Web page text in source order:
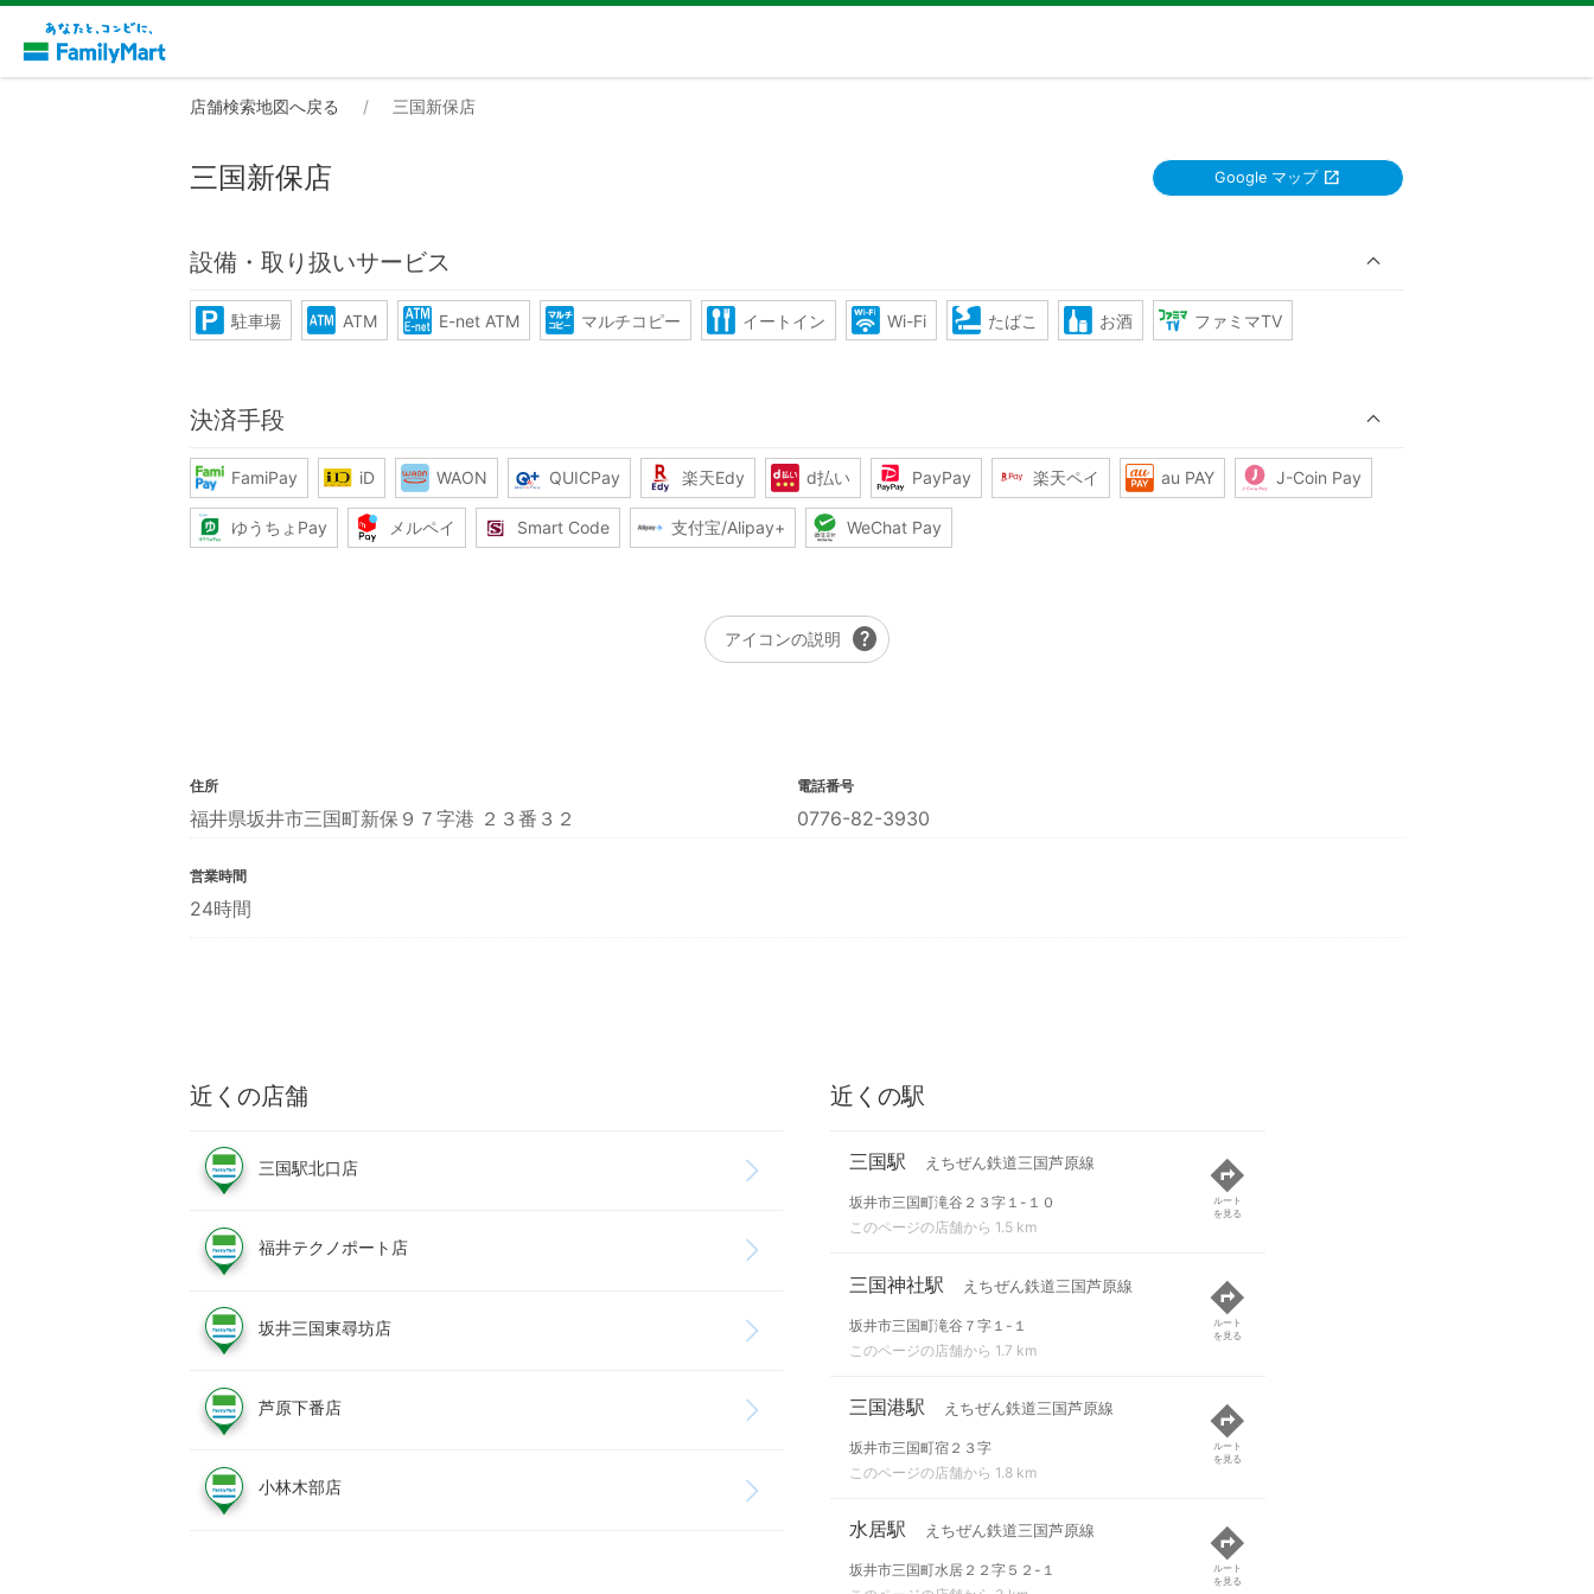
店舗検索地図へ戻る 三国新保店
三国新保店 Google マップ
設備・取り扱いサービス
駐車場 ATM E-net ATM マルチコピー イートイン Wi-Fi たばこ お酒 ファミマTV
決済手段
FamiPay iD WAON QUICPay 楽天Edy d払い PayPay 楽天ペイ au PAY J-Coin Pay
ゆうちょPay メルペイ Smart Code 支付宝/Alipay+ WeChat Pay
アイコンの説明 help
住所
福井県坂井市三国町新保９７字港 ２３番３２
電話番号
0776-82-3930
営業時間
24時間
近くの店舗
三国駅北口店
福井テクノポート店
坂井三国東尋坊店
芦原下番店
小林木部店
近くの駅
三国駅 えちぜん鉄道三国芦原線
坂井市三国町滝谷２３字１-１０
このページの店舗から 1.5 km
ルート
を見る
三国神社駅 えちぜん鉄道三国芦原線
坂井市三国町滝谷７字１-１
このページの店舗から 1.7 km
ルート
を見る
三国港駅 えちぜん鉄道三国芦原線
坂井市三国町宿２３字
このページの店舗から 1.8 km
ルート
を見る
水居駅 えちぜん鉄道三国芦原線
坂井市三国町水居２２字５２-１
ルート
を見る